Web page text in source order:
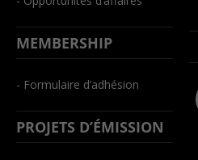
MEMBERSHIP
- Formulaire d’adhésion
PROJETS D’ÉMISSION